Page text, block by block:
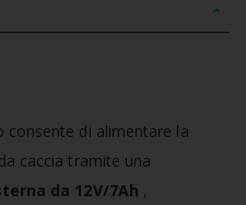
consente di alimentare la
caccia tramite una
da 12V/7Ah ,